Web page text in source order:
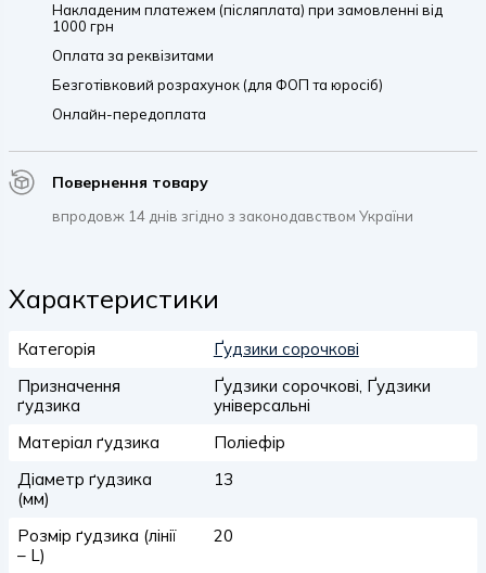
Накладеним платежем (післяплата) при замовленні від
1000 грн
Оплата за реквізитами
Безготівковий розрахунок (для ФОП та юросіб)
Онлайн-передоплата
Повернення товару
впродовж 14 днів згідно з законодавством України
Характеристики
Категорія
Ґудзики сорочкові
Призначення
ґудзика
Ґудзики сорочкові, Ґудзики
універсальні
Матеріал ґудзика
Поліефір
Діаметр ґудзика
(мм)
13
Розмір ґудзика (лінії
– L)
20